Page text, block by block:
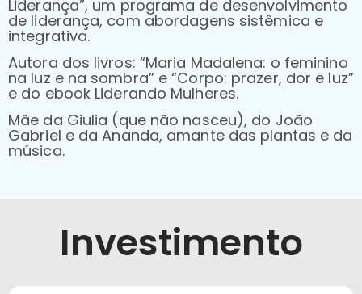
Liderança”, um programa de desenvolvimento
de liderança, com abordagens sistêmica e
integrativa.
Autora dos livros: “Maria Madalena: o feminino
na luz e na sombra” e “Corpo: prazer, dor e luz”
e do ebook Liderando Mulheres.
Mãe da Giulia (que não nasceu), do João
Gabriel e da Ananda, amante das plantas e da
música.
Investimento